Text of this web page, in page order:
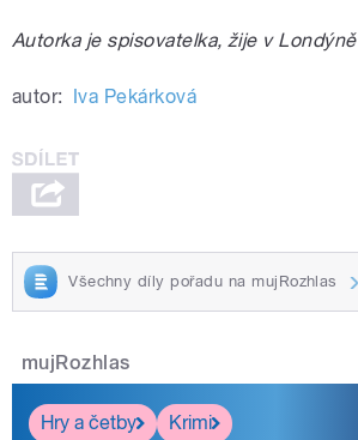
Autorka je spisovatelka, žije v Londýně
autor: Iva Pekárková
Všechny díly pořadu na mujRozhlas
mujRozhlas
Hry a četby Krimi